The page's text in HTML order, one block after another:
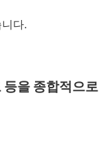
다.
등을 종합적으로